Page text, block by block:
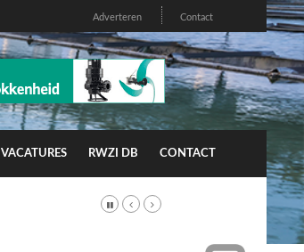
Adverteren Contact
VACATURES RWZI DB CONTACT